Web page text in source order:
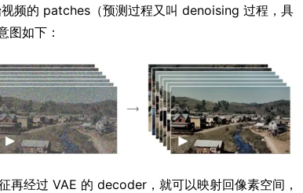
频的 patches（预测过程又叫 denoising 过程，具
图如下：
经过 VAE 的 decoder，就可以映射回像素空间，